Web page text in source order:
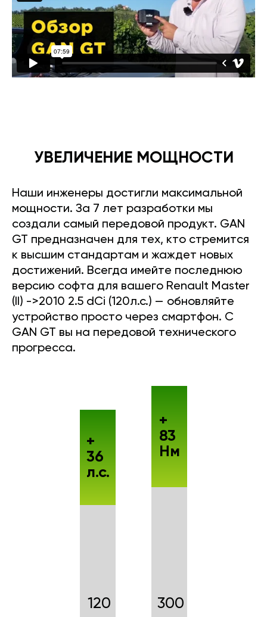
УВЕЛИЧЕНИЕ МОЩНОСТИ
Наши инженеры достигли максимальной
мощности. За 7 лет разработки мы
создали самый передовой продукт. GAN
GT предназначен для тех, кто стремится
к высшим стандартам и жаждет новых
достижений. Всегда имейте последнюю
версию софта для вашего Renault Master
(II) ->2010 2.5 dCi (120л.с.) — обновляйте
устройство просто через смартфон. С
GAN GT вы на передовой технического
прогресса.
120
+
36
л.с.
300
+
83
Нм